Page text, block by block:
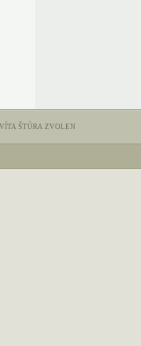
ŠTÚRA ZVOLEN